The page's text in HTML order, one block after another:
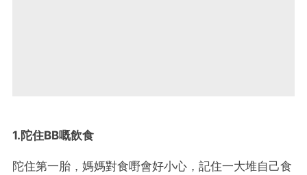
1.陀住BB嘅飲食
陀住第一胎，媽媽對食嘢會好小心，記住一大堆自己食